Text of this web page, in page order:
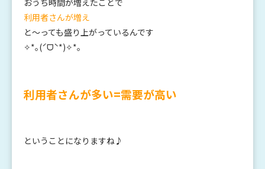
利用者さんが増え
と～っても盛り上がっているんです
✧*｡(ˊᗜˋ*)✧*｡
利用者さんが多い=需要が高い
ということになりますね♪